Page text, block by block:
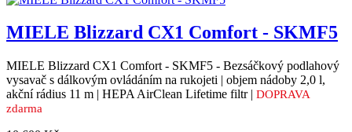
MIELE Blizzard CX1 Comfort - SKMF5
MIELE Blizzard CX1 Comfort - SKMF5 - Bezsáčkový podlahový
vysavač s dálkovým ovládáním na rukojeti | objem nádoby 2,0 l,
akční rádius 11 m | HEPA AirClean Lifetime filtr | DOPRAVA
zdarma